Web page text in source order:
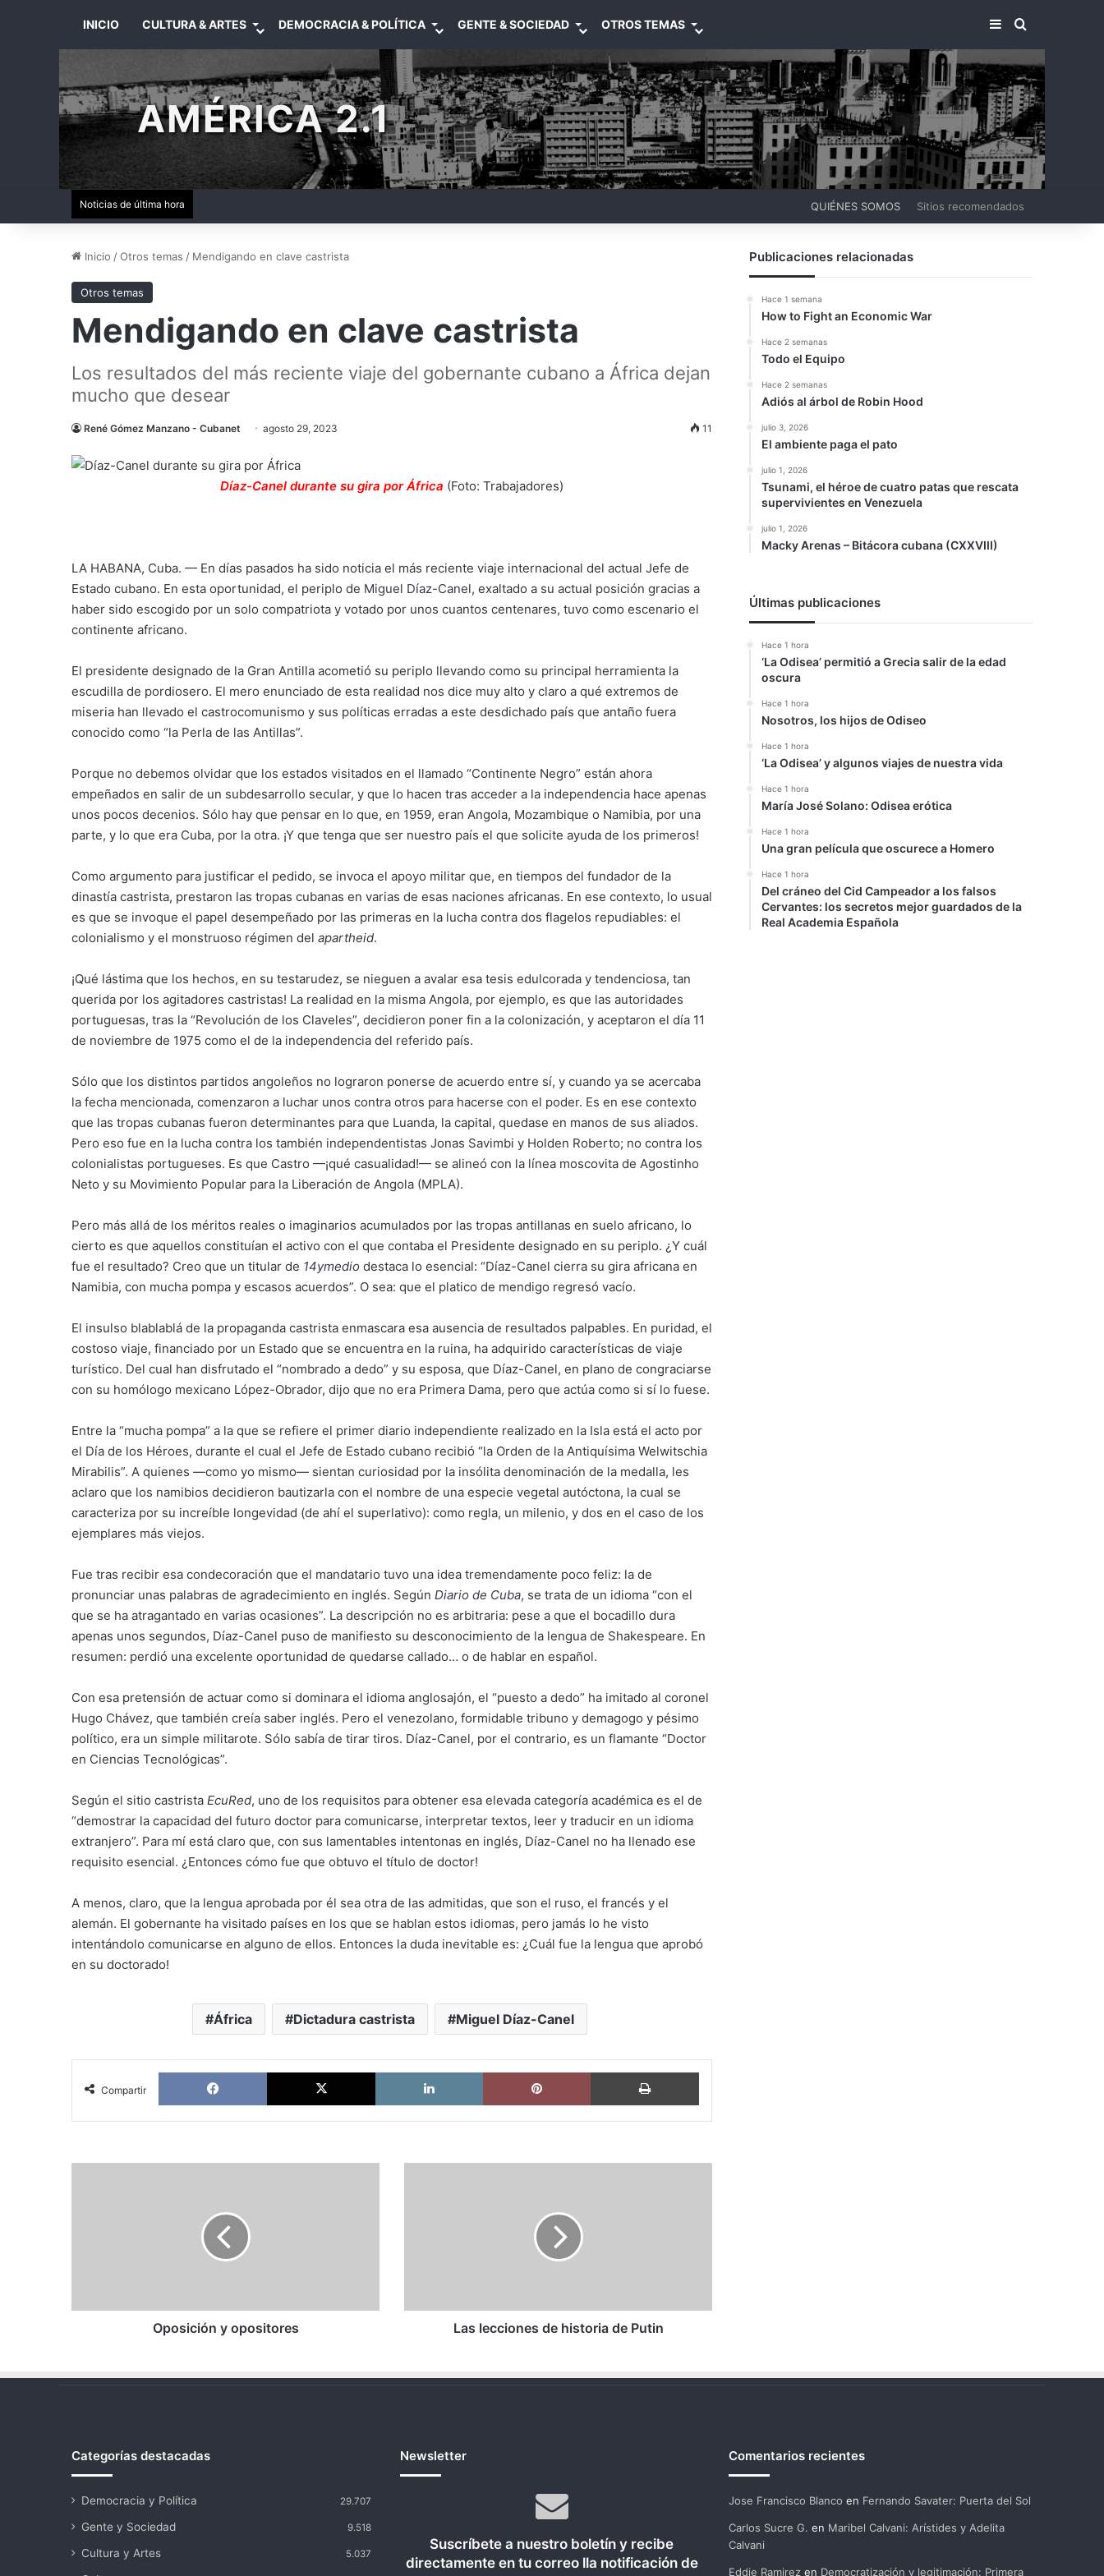
INICIO CULTURA & ARTES DEMOCRACIA & POLÍTICA GENTE & SOCIEDAD OTROS TEMAS BARRA LATERAL
BUSCAR
AMÉRICA 2.1
Noticias de última hora QUIÉNES SOMOS Sitios recomendados
Inicio /Otros temas / Mendigando en clave castrista
Otros temas
Mendigando en clave castrista
Los resultados del más reciente viaje del gobernante cubano a África dejan
mucho que desear
René Gómez Manzano - Cubanet agosto 29, 2023 11
Díaz-Canel durante su gira por África (Foto: Trabajadores)
LA HABANA, Cuba. — En días pasados ha sido noticia el más reciente viaje internacional del actual Jefe de
Estado cubano. En esta oportunidad, el periplo de Miguel Díaz-Canel, exaltado a su actual posición gracias a
haber sido escogido por un solo compatriota y votado por unos cuantos centenares, tuvo como escenario el
continente africano.
El presidente designado de la Gran Antilla acometió su periplo llevando como su principal herramienta la
escudilla de pordiosero. El mero enunciado de esta realidad nos dice muy alto y claro a qué extremos de
miseria han llevado el castrocomunismo y sus políticas erradas a este desdichado país que antaño fuera
conocido como “la Perla de las Antillas”.
Porque no debemos olvidar que los estados visitados en el llamado “Continente Negro” están ahora
empeñados en salir de un subdesarrollo secular, y que lo hacen tras acceder a la independencia hace apenas
unos pocos decenios. Sólo hay que pensar en lo que, en 1959, eran Angola, Mozambique o Namibia, por una
parte, y lo que era Cuba, por la otra. ¡Y que tenga que ser nuestro país el que solicite ayuda de los primeros!
Como argumento para justificar el pedido, se invoca el apoyo militar que, en tiempos del fundador de la
dinastía castrista, prestaron las tropas cubanas en varias de esas naciones africanas. En ese contexto, lo usual
es que se invoque el papel desempeñado por las primeras en la lucha contra dos flagelos repudiables: el
colonialismo y el monstruoso régimen del apartheid.
¡Qué lástima que los hechos, en su testarudez, se nieguen a avalar esa tesis edulcorada y tendenciosa, tan
querida por los agitadores castristas! La realidad en la misma Angola, por ejemplo, es que las autoridades
portuguesas, tras la “Revolución de los Claveles”, decidieron poner fin a la colonización, y aceptaron el día 11
de noviembre de 1975 como el de la independencia del referido país.
Sólo que los distintos partidos angoleños no lograron ponerse de acuerdo entre sí, y cuando ya se acercaba
la fecha mencionada, comenzaron a luchar unos contra otros para hacerse con el poder. Es en ese contexto
que las tropas cubanas fueron determinantes para que Luanda, la capital, quedase en manos de sus aliados.
Pero eso fue en la lucha contra los también independentistas Jonas Savimbi y Holden Roberto; no contra los
colonialistas portugueses. Es que Castro —¡qué casualidad!— se alineó con la línea moscovita de Agostinho
Neto y su Movimiento Popular para la Liberación de Angola (MPLA).
Pero más allá de los méritos reales o imaginarios acumulados por las tropas antillanas en suelo africano, lo
cierto es que aquellos constituían el activo con el que contaba el Presidente designado en su periplo. ¿Y cuál
fue el resultado? Creo que un titular de 14ymedio destaca lo esencial: “Díaz-Canel cierra su gira africana en
Namibia, con mucha pompa y escasos acuerdos”. O sea: que el platico de mendigo regresó vacío.
El insulso blablablá de la propaganda castrista enmascara esa ausencia de resultados palpables. En puridad, el
costoso viaje, financiado por un Estado que se encuentra en la ruina, ha adquirido características de viaje
turístico. Del cual han disfrutado el “nombrado a dedo” y su esposa, que Díaz-Canel, en plano de congraciarse
con su homólogo mexicano López-Obrador, dijo que no era Primera Dama, pero que actúa como si sí lo fuese.
Entre la “mucha pompa” a la que se refiere el primer diario independiente realizado en la Isla está el acto por
el Día de los Héroes, durante el cual el Jefe de Estado cubano recibió “la Orden de la Antiquísima Welwitschia
Mirabilis”. A quienes —como yo mismo— sientan curiosidad por la insólita denominación de la medalla, les
aclaro que los namibios decidieron bautizarla con el nombre de una especie vegetal autóctona, la cual se
caracteriza por su increíble longevidad (de ahí el superlativo): como regla, un milenio, y dos en el caso de los
ejemplares más viejos.
Fue tras recibir esa condecoración que el mandatario tuvo una idea tremendamente poco feliz: la de
pronunciar unas palabras de agradecimiento en inglés. Según Diario de Cuba, se trata de un idioma “con el
que se ha atragantado en varias ocasiones”. La descripción no es arbitraria: pese a que el bocadillo dura
apenas unos segundos, Díaz-Canel puso de manifiesto su desconocimiento de la lengua de Shakespeare. En
resumen: perdió una excelente oportunidad de quedarse callado… o de hablar en español.
Con esa pretensión de actuar como si dominara el idioma anglosajón, el “puesto a dedo” ha imitado al coronel
Hugo Chávez, que también creía saber inglés. Pero el venezolano, formidable tribuno y demagogo y pésimo
político, era un simple militarote. Sólo sabía de tirar tiros. Díaz-Canel, por el contrario, es un flamante “Doctor
en Ciencias Tecnológicas”.
Según el sitio castrista EcuRed, uno de los requisitos para obtener esa elevada categoría académica es el de
“demostrar la capacidad del futuro doctor para comunicarse, interpretar textos, leer y traducir en un idioma
extranjero”. Para mí está claro que, con sus lamentables intentonas en inglés, Díaz-Canel no ha llenado ese
requisito esencial. ¿Entonces cómo fue que obtuvo el título de doctor!
A menos, claro, que la lengua aprobada por él sea otra de las admitidas, que son el ruso, el francés y el
alemán. El gobernante ha visitado países en los que se hablan estos idiomas, pero jamás lo he visto
intentándolo comunicarse en alguno de ellos. Entonces la duda inevitable es: ¿Cuál fue la lengua que aprobó
en su doctorado!
África Dictadura castrista Miguel Díaz-Canel
Compartir
Facebook X LinkedIn Pinterest Imprimir
Oposición y opositores Las lecciones de historia de Putin
Publicaciones relacionadas
Hace 1 semana
How to Fight an Economic War
Hace 2 semanas
Todo el Equipo
Hace 2 semanas
Adiós al árbol de Robin Hood
julio 3, 2026
El ambiente paga el pato
julio 1, 2026
Tsunami, el héroe de cuatro patas que rescata
supervivientes en Venezuela
julio 1, 2026
Macky Arenas – Bitácora cubana (CXXVIII)
Últimas publicaciones
Hace 1 hora
‘La Odisea’ permitió a Grecia salir de la edad
oscura
Hace 1 hora
Nosotros, los hijos de Odiseo
Hace 1 hora
‘La Odisea’ y algunos viajes de nuestra vida
Hace 1 hora
María José Solano: Odisea erótica
Hace 1 hora
Una gran película que oscurece a Homero
Hace 1 hora
Del cráneo del Cid Campeador a los falsos
Cervantes: los secretos mejor guardados de la
Real Academia Española
Categorías destacadas
Democracia y Política 29.707
Gente y Sociedad 9.518
Cultura y Artes 5.037
Newsletter
Suscríbete a nuestro boletín y recibe
directamente en tu correo lla notificación de
Comentarios recientes
Jose Francisco Blanco en Fernando Savater: Puerta del Sol
Carlos Sucre G. en Maribel Calvani: Arístides y Adelita
Calvani
Eddie Ramirezen Democratización y legitimación: Primera